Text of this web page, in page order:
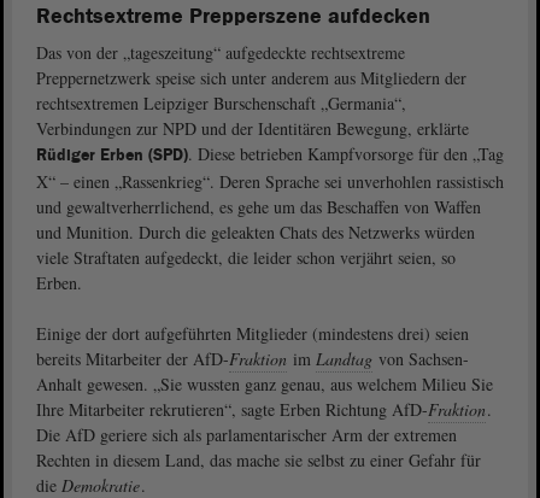
Rechtsextreme Prepperszene aufdecken
Das von der „tageszeitung“ aufgedeckte rechtsextreme
Preppernetzwerk speise sich unter anderem aus Mitgliedern der
rechtsextremen Leipziger Burschenschaft „Germania“,
Verbindungen zur NPD und der Identitären Bewegung, erklärte
Rüdiger Erben (SPD). Diese betrieben Kampfvorsorge für den „Tag
X“ – einen „Rassenkrieg“. Deren Sprache sei unverhohlen rassistisch
und gewaltverherrlichend, es gehe um das Beschaffen von Waffen
und Munition. Durch die geleakten Chats des Netzwerks würden
viele Straftaten aufgedeckt, die leider schon verjährt seien, so
Erben.
Einige der dort aufgeführten Mitglieder (mindestens drei) seien
bereits Mitarbeiter der AfD-Fraktion im Landtag von Sachsen-
Anhalt gewesen. „Sie wussten ganz genau, aus welchem Milieu Sie
Ihre Mitarbeiter rekrutieren“, sagte Erben Richtung AfD-Fraktion.
Die AfD geriere sich als parlamentarischer Arm der extremen
Rechten in diesem Land, das mache sie selbst zu einer Gefahr für
die Demokratie.